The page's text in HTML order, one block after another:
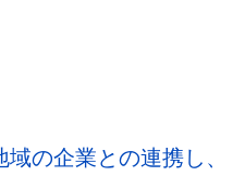
の企業との連携し、